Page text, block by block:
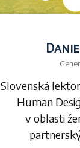
Slovenská
Human
v oblasti